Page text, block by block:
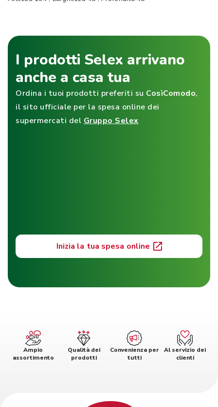
I prodotti Selex arrivano
anche a casa tua
Ordina i tuoi prodotti preferiti su CosìComodo,
il sito ufficiale per la spesa online dei
supermercati del Gruppo Selex
Inizia la tua spesa online
Ampio
assortimento
Qualità dei
prodotti
Convenienza per
tutti
Al servizio dei
clienti